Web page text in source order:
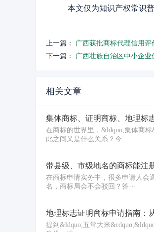
本文仅为知识产权常识
上一篇：
广西获批商标代理信用
下一篇：
广西壮族自治区中小企业
相关文章
集体商标、证明商标、地理标
在商标的世界里，&ldquo;集体商
此之间又是什么关系？今···
带县级、市级地名的商标能注
在商标申请实务中，很多申请人会
名，商标局会不会驳回？答···
地理标志证明商标申请指南：
提到&ldquo;五常大米